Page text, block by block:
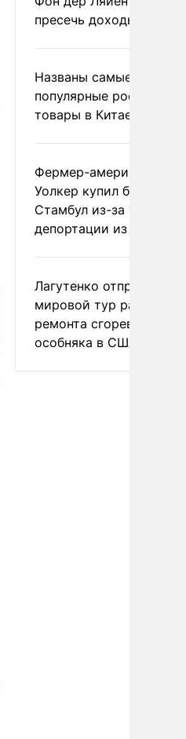
пресечь доходы России
Названы самые
популярные российские
товары в Китае
Фермер-американец
Уолкер купил билет в
Стамбул из-за угрозы
депортации из России
Лагутенко отправился в
мировой тур ради
ремонта сгоревшего
особняка в США